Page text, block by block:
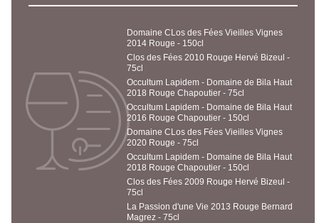
Domaine CLos des Fées Vieilles Vignes
2014 Rouge - 150cl
Clos des Fées 2010 Rouge Hervé Bizeul -
75cl
Occultum Lapidem - Domaine de Bila Haut
2018 Rouge Chapoutier - 75cl
Occultum Lapidem - Domaine de Bila Haut
2016 Rouge Chapoutier - 150cl
Domaine CLos des Fées Vieilles Vignes
2020 Rouge - 75cl
Occultum Lapidem - Domaine de Bila Haut
2018 Rouge Chapoutier - 150cl
Clos des Fées 2009 Rouge Hervé Bizeul -
75cl
La Passion d'une Vie 2013 Rouge Bernard
Magrez - 75cl